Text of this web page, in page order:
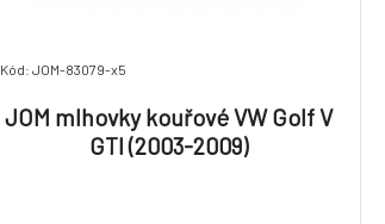
Kód: JOM-83079-x5
JOM mlhovky kouřové VW Golf V
GTI (2003-2009)